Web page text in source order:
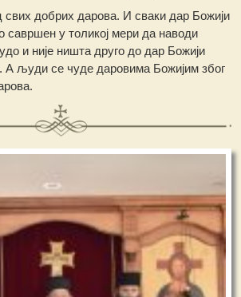
свих добрих дарова. И сваки дар Божији
савршен у толикој мери да наводи
и није ништа друго до дар Божији
људи се чуде даровима Божијим због